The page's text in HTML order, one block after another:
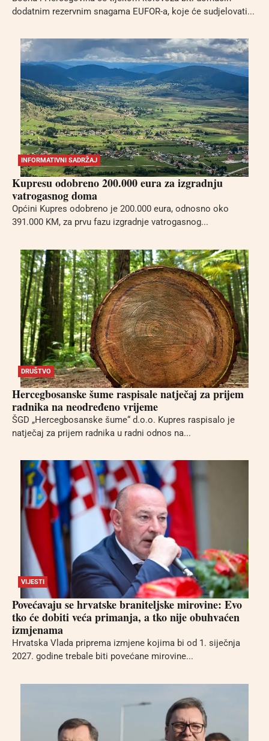
dodatnim rezervnim snagama EUFOR-a, koje će sudjelovati...
INFORMATIVNI SADRŽAJ
Kupresu odobreno 200.000 eura za izgradnju
vatrogasnog doma
Općini Kupres odobreno je 200.000 eura, odnosno oko
391.000 KM, za prvu fazu izgradnje vatrogasnog...
DRUŠTVO
Hercegbosanske šume raspisale natječaj za prijem
radnika na neodređeno vrijeme
ŠGD „Hercegbosanske šume“ d.o.o. Kupres raspisalo je
natječaj za prijem radnika u radni odnos na...
VIJESTI
Povećavaju se hrvatske braniteljske mirovine: Evo
tko će dobiti veća primanja, a tko nije obuhvaćen
izmjenama
Hrvatska Vlada priprema izmjene kojima bi od 1. siječnja
2027. godine trebale biti povećane mirovine...